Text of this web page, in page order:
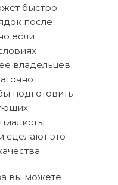
быстро
после
если
владельцев
подготовить
сделают это
вы можете